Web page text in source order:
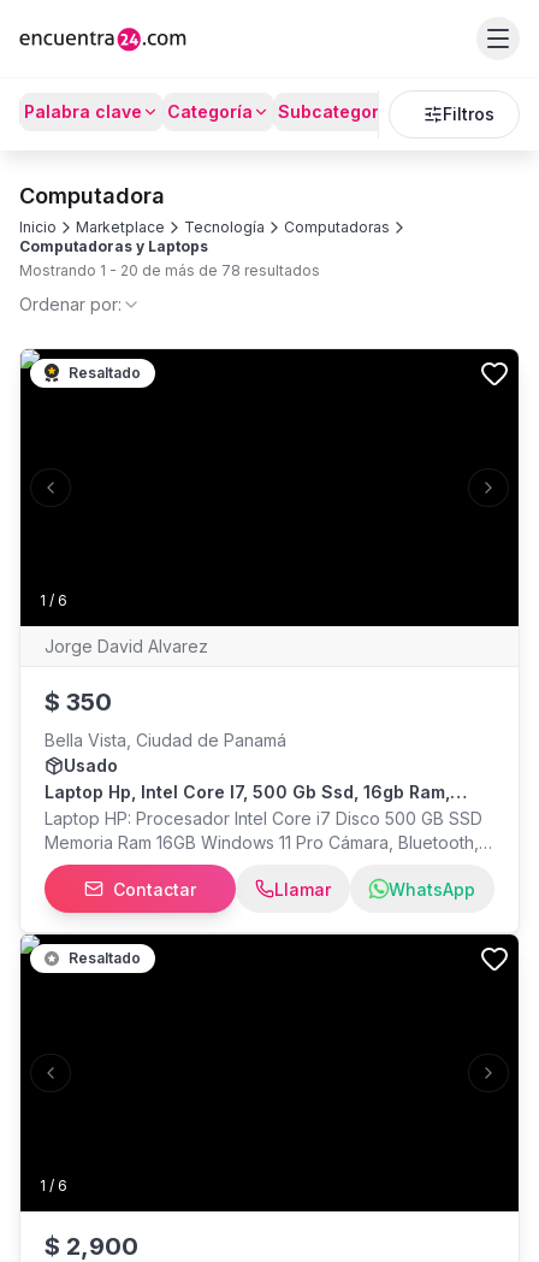
Palabra clave Categoría Subcategoría Precio
Filtros
Computadora
Inicio Marketplace Tecnología
Computadoras
Computadoras y Laptops
Mostrando 1 - 20 de más de 78 resultados
Ordenar por:
1 / 6
Previous slide Next
Resaltado
Jorge David Alvarez
$ 350
Bella Vista, Ciudad de Panamá
Usado
Laptop Hp, Intel Core I7, 500 Gb Ssd, 16gb Ram,
Windows 11 Pro + Office
Laptop HP: Procesador Intel Core i7 Disco 500 GB SSD
Memoria Ram 16GB Windows 11 Pro Cámara, Bluetooth,
WiFi, LAN, HDMI Pantalla 14" Full HD 1920 x 1080 Puertos
HDMI, USB, LAN, USB C Microsoft Office (Word, Excel,
Powerpoint, Outlook, etc) Teclado en español Liviana y
delgada Incluye cargador
Contactar Llamar WhatsApp
1 / 6
Previous slide Next
Resaltado
$ 2,900